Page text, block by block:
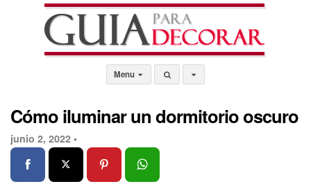
Menu
Cómo iluminar un dormitorio oscuro
junio 2, 2022 •